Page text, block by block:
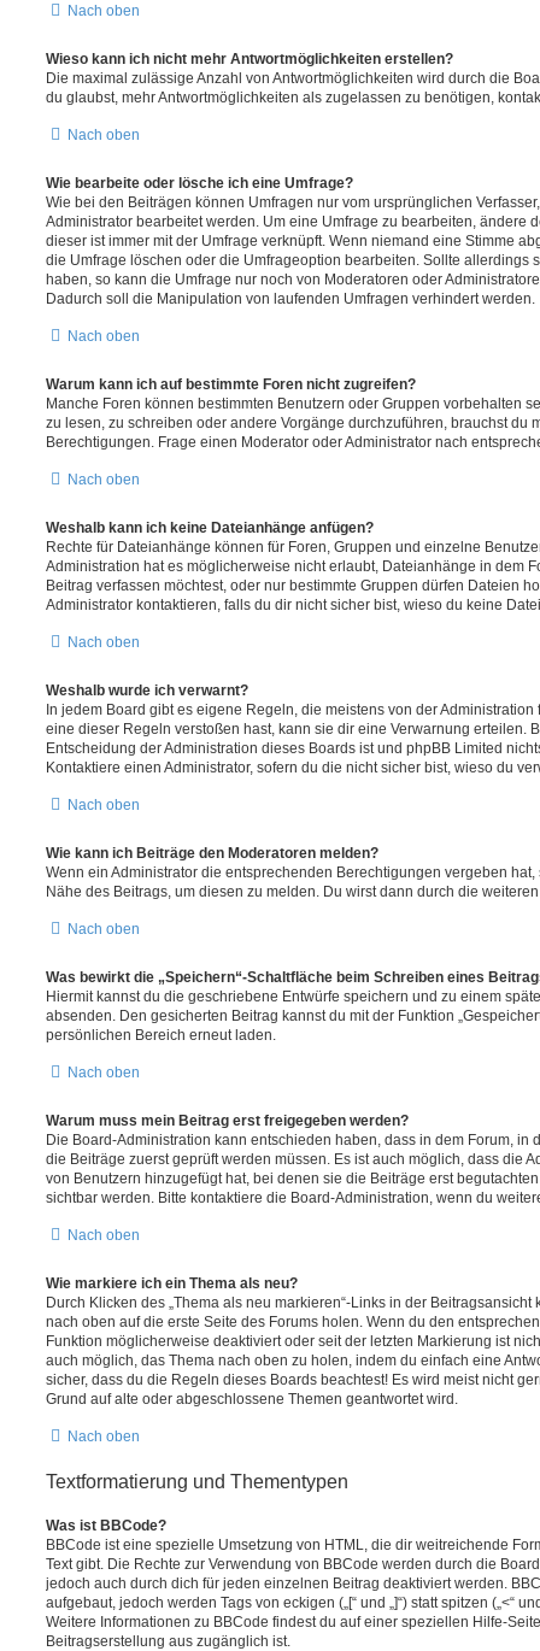
Nach oben
Wieso kann ich nicht mehr Antwortmöglichkeiten erstellen?
Die maximal zulässige Anzahl von Antwortmöglichkeiten wird durch die
du glaubst, mehr Antwortmöglichkeiten als zugelassen zu benötigen,
Nach oben
Wie bearbeite oder lösche ich eine Umfrage?
Wie bei den Beiträgen können Umfragen nur vom ursprünglichen
Administrator bearbeitet werden. Um eine Umfrage zu bearbeiten, ändere
dieser ist immer mit der Umfrage verknüpft. Wenn niemand eine Stimme
die Umfrage löschen oder die Umfrageoption bearbeiten. Sollte allerdings
haben, so kann die Umfrage nur noch von Moderatoren oder
Dadurch soll die Manipulation von laufenden Umfragen verhindert werden.
Nach oben
Warum kann ich auf bestimmte Foren nicht zugreifen?
Manche Foren können bestimmten Benutzern oder Gruppen vorbehalten
zu lesen, zu schreiben oder andere Vorgänge durchzuführen, brauchst du
Berechtigungen. Frage einen Moderator oder Administrator nach
Nach oben
Weshalb kann ich keine Dateianhänge anfügen?
Rechte für Dateianhänge können für Foren, Gruppen und einzelne
Administration hat es möglicherweise nicht erlaubt, Dateianhänge in dem
Beitrag verfassen möchtest, oder nur bestimmte Gruppen dürfen Dateien
Administrator kontaktieren, falls du dir nicht sicher bist, wieso du keine
Nach oben
Weshalb wurde ich verwarnt?
In jedem Board gibt es eigene Regeln, die meistens von der
eine dieser Regeln verstoßen hast, kann sie dir eine Verwarnung erteilen.
Entscheidung der Administration dieses Boards ist und phpBB Limited
Kontaktiere einen Administrator, sofern du die nicht sicher bist, wieso du
Nach oben
Wie kann ich Beiträge den Moderatoren melden?
Wenn ein Administrator die entsprechenden Berechtigungen vergeben
Nähe des Beitrags, um diesen zu melden. Du wirst dann durch die
Nach oben
Was bewirkt die „Speichern“-Schaltfläche beim Schreiben eines
Hiermit kannst du die geschriebene Entwürfe speichern und zu einem
absenden. Den gesicherten Beitrag kannst du mit der Funktion
persönlichen Bereich erneut laden.
Nach oben
Warum muss mein Beitrag erst freigegeben werden?
Die Board-Administration kann entschieden haben, dass in dem Forum, in
die Beiträge zuerst geprüft werden müssen. Es ist auch möglich, dass die
von Benutzern hinzugefügt hat, bei denen sie die Beiträge erst
sichtbar werden. Bitte kontaktiere die Board-Administration, wenn du
Nach oben
Wie markiere ich ein Thema als neu?
Durch Klicken des „Thema als neu markieren“-Links in der
nach oben auf die erste Seite des Forums holen. Wenn du den
Funktion möglicherweise deaktiviert oder seit der letzten Markierung ist
auch möglich, das Thema nach oben zu holen, indem du einfach eine
sicher, dass du die Regeln dieses Boards beachtest! Es wird meist nicht
Grund auf alte oder abgeschlossene Themen geantwortet wird.
Nach oben
Textformatierung und Thementypen
Was ist BBCode?
BBCode ist eine spezielle Umsetzung von HTML, die dir weitreichende
Text gibt. Die Rechte zur Verwendung von BBCode werden durch die
jedoch auch durch dich für jeden einzelnen Beitrag deaktiviert werden.
aufgebaut, jedoch werden Tags von eckigen („[“ und „]“) statt spitzen („<“
Weitere Informationen zu BBCode findest du auf einer speziellen Hilfe-
Beitragserstellung aus zugänglich ist.